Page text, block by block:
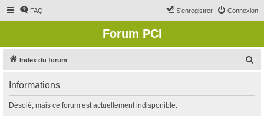
FAQ Connexion
S’enregistrer
Forum PCI
Index du forum
Informations
Désolé, mais ce forum est actuellement indisponible.